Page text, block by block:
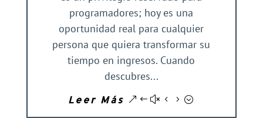
programadores; hoy es una
oportunidad real para cualquier
persona que quiera transformar su
tiempo en ingresos. Cuando
descubres...
Leer Más